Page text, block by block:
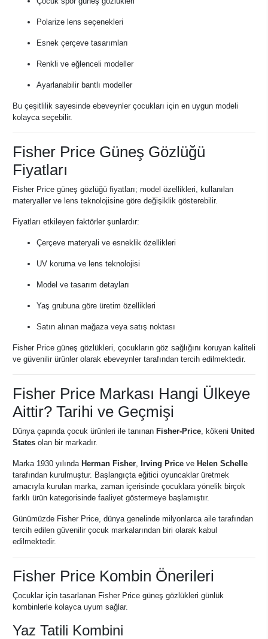
Polarize lens seçenekleri
Esnek çerçeve tasarımları
Renkli ve eğlenceli modeller
Ayarlanabilir bantlı modeller
Bu çeşitlilik sayesinde ebeveynler çocukları için en uygun modeli
kolayca seçebilir.
Fisher Price Güneş Gözlüğü
Fiyatları
Fisher Price güneş gözlüğü fiyatları; model özellikleri, kullanılan
materyaller ve lens teknolojisine göre değişiklik gösterebilir.
Fiyatları etkileyen faktörler şunlardır:
Çerçeve materyali ve esneklik özellikleri
UV koruma ve lens teknolojisi
Model ve tasarım detayları
Yaş grubuna göre üretim özellikleri
Satın alınan mağaza veya satış noktası
Fisher Price güneş gözlükleri, çocukların göz sağlığını koruyan kaliteli
ve güvenilir ürünler olarak ebeveynler tarafından tercih edilmektedir.
Fisher Price Markası Hangi Ülkeye
Aittir? Tarihi ve Geçmişi
Dünya çapında çocuk ürünleri ile tanınan Fisher-Price, kökeni United
States olan bir markadır.
Marka 1930 yılında Herman Fisher, Irving Price ve Helen Schelle
tarafından kurulmuştur. Başlangıçta eğitici oyuncaklar üretmek
amacıyla kurulan marka, zaman içerisinde çocuklara yönelik birçok
farklı ürün kategorisinde faaliyet göstermeye başlamıştır.
Günümüzde Fisher Price, dünya genelinde milyonlarca aile tarafından
tercih edilen güvenilir çocuk markalarından biri olarak kabul
edilmektedir.
Fisher Price Kombin Önerileri
Çocuklar için tasarlanan Fisher Price güneş gözlükleri günlük
kombinlerle kolayca uyum sağlar.
Yaz Tatili Kombini